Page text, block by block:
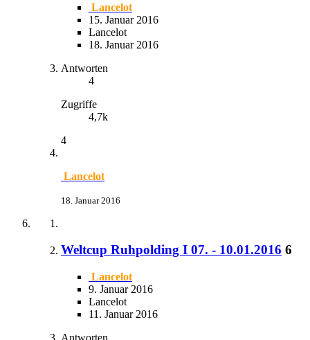
Lancelot
15. Januar 2016
Lancelot
18. Januar 2016
Antworten
4
Zugriffe
4,7k
4
Lancelot
18. Januar 2016
Weltcup Ruhpolding I 07. - 10.01.2016 6
Lancelot
9. Januar 2016
Lancelot
11. Januar 2016
Antworten